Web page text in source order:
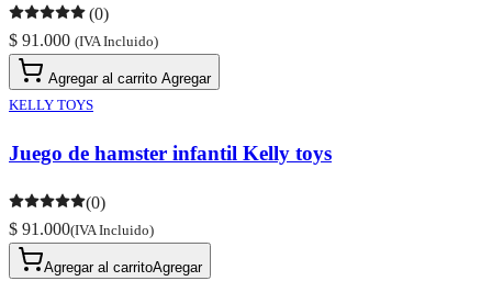
(0)
$ 91.000 (IVA Incluido)
Agregar al carrito Agregar
KELLY TOYS
Juego de hamster infantil Kelly toys
(0)
$ 91.000(IVA Incluido)
Agregar al carritoAgregar